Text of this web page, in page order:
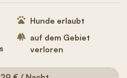
Hunde erlaubt
auf dem Gebiet
verloren